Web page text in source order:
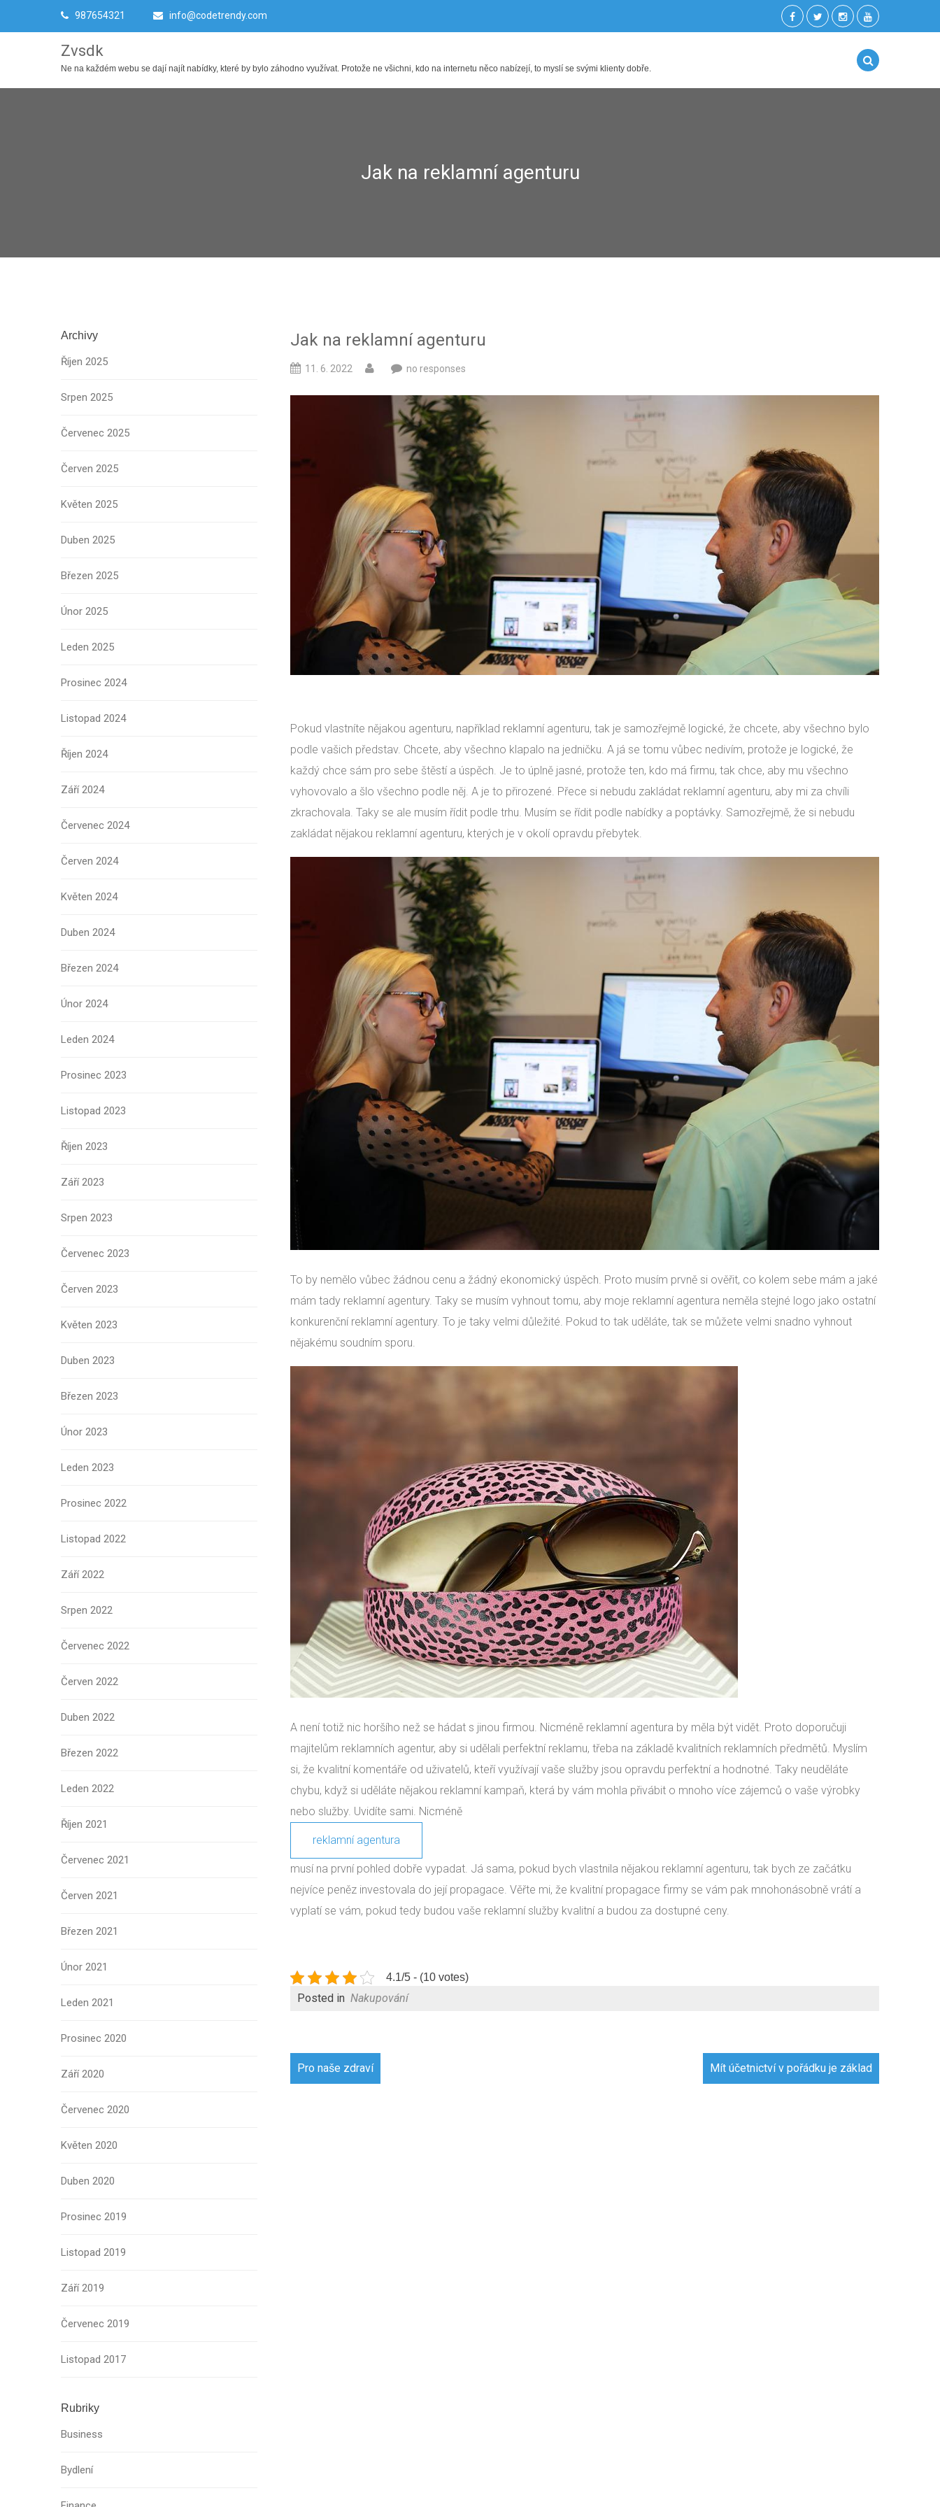
987654321 info@codetrendy.com
Zvsdk
Ne na každém webu se dají najít nabídky, které by bylo záhodno využívat. Protože ne všichni, kdo na internetu něco nabízejí, to myslí se svými klienty dobře.
Jak na reklamní agenturu
Archivy
Říjen 2025
Srpen 2025
Červenec 2025
Červen 2025
Květen 2025
Duben 2025
Březen 2025
Únor 2025
Leden 2025
Prosinec 2024
Listopad 2024
Říjen 2024
Září 2024
Červenec 2024
Červen 2024
Květen 2024
Duben 2024
Březen 2024
Únor 2024
Leden 2024
Prosinec 2023
Listopad 2023
Říjen 2023
Září 2023
Srpen 2023
Červenec 2023
Červen 2023
Květen 2023
Duben 2023
Březen 2023
Únor 2023
Leden 2023
Prosinec 2022
Listopad 2022
Září 2022
Srpen 2022
Červenec 2022
Červen 2022
Duben 2022
Březen 2022
Leden 2022
Říjen 2021
Červenec 2021
Červen 2021
Březen 2021
Únor 2021
Leden 2021
Prosinec 2020
Září 2020
Červenec 2020
Květen 2020
Duben 2020
Prosinec 2019
Listopad 2019
Září 2019
Červenec 2019
Listopad 2017
Rubriky
Business
Bydlení
Jak na reklamní agenturu
11. 6. 2022 no responses
Pokud vlastníte nějakou agenturu, například reklamní agenturu, tak je samozřejmě logické, že chcete, aby všechno bylo
podle vašich představ. Chcete, aby všechno klapalo na jedničku. A já se tomu vůbec nedivím, protože je logické, že
každý chce sám pro sebe štěstí a úspěch. Je to úplně jasné, protože ten, kdo má firmu, tak chce, aby mu všechno
vyhovovalo a šlo všechno podle něj. A je to přirozené. Přece si nebudu zakládat reklamní agenturu, aby mi za chvíli
zkrachovala. Taky se ale musím řídit podle trhu. Musím se řídit podle nabídky a poptávky. Samozřejmě, že si nebudu
zakládat nějakou reklamní agenturu, kterých je v okolí opravdu přebytek.
To by nemělo vůbec žádnou cenu a žádný ekonomický úspěch. Proto musím prvně si ověřit, co kolem sebe mám a jaké
mám tady reklamní agentury. Taky se musím vyhnout tomu, aby moje reklamní agentura neměla stejné logo jako ostatní
konkurenční reklamní agentury. To je taky velmi důležité. Pokud to tak uděláte, tak se můžete velmi snadno vyhnout
nějakému soudním sporu.
A není totiž nic horšího než se hádat s jinou firmou. Nicméně reklamní agentura by měla být vidět. Proto doporučuji
majitelům reklamních agentur, aby si udělali perfektní reklamu, třeba na základě kvalitních reklamních předmětů. Myslím
si, že kvalitní komentáře od uživatelů, kteří využívají vaše služby jsou opravdu perfektní a hodnotné. Taky neuděláte
chybu, když si uděláte nějakou reklamní kampaň, která by vám mohla přivábit o mnoho více zájemců o vaše výrobky
nebo služby. Uvidíte sami. Nicméně
reklamní agentura
musí na první pohled dobře vypadat. Já sama, pokud bych vlastnila nějakou reklamní agenturu, tak bych ze začátku
nejvíce peněz investovala do její propagace. Věřte mi, že kvalitní propagace firmy se vám pak mnohonásobně vrátí a
vyplatí se vám, pokud tedy budou vaše reklamní služby kvalitní a budou za dostupné ceny.
4.1/5 - (10 votes)
Posted in Nakupování
Pro naše zdraví Mít účetnictví v pořádku je základ